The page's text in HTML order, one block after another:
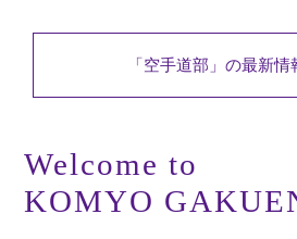
「空手道部」の最新情
Welcome to
KOMYO
その他